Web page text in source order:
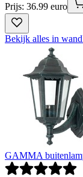
Prijs: 36.99 euro
Bekijk alles in
GAMMA